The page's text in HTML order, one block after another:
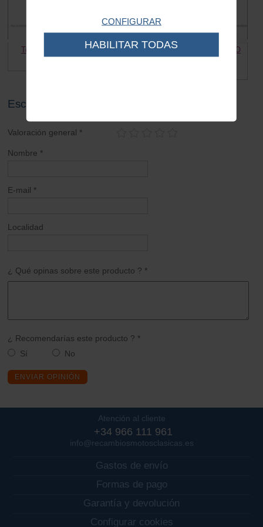
Tornillo cerquillo faro Vespa
Pletina deposito Vespa SOLO
GOMA
Escribe tu opinión sobre este artículo
Valoración general *
Nombre *
E-mail *
Localidad
¿ Qué opinas sobre este producto ? *
¿ Recomendarías este producto ? *
Sí
No
ENVIAR OPINIÓN
Atención al cliente
+34 966 111 961
info@recambiosmotosclasicas.es
Gastos de envío
Formas de pago
Garantía y devolución
Configurar cookies
CONFIGURAR
HABILITAR TODAS